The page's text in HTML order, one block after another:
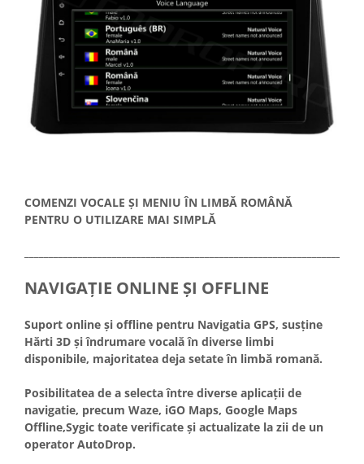
COMENZI VOCALE ȘI MENIU ÎN LIMBĂ ROMÂNĂ
PENTRU O UTILIZARE MAI SIMPLĂ
NAVIGAȚIE ONLINE ȘI OFFLINE
Suport online și offline pentru Navigatia GPS, susține
Hărti 3D și îndrumare vocală în diverse limbi
disponibile, majoritatea deja setate în limbă romană.
Posibilitatea de a selecta între diverse aplicații de
navigatie, precum Waze, iGO Maps, Google Maps
Offline,Sygic toate verificate și actualizate la zii de un
operator AutoDrop.